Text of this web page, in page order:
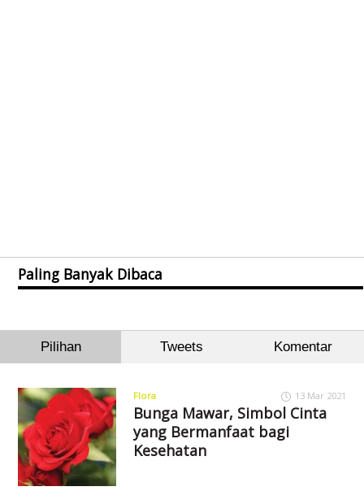
Paling Banyak Dibaca
Pilihan Tweets Komentar
Flora 13 Mar 2021
Bunga Mawar, Simbol Cinta
yang Bermanfaat bagi
Kesehatan